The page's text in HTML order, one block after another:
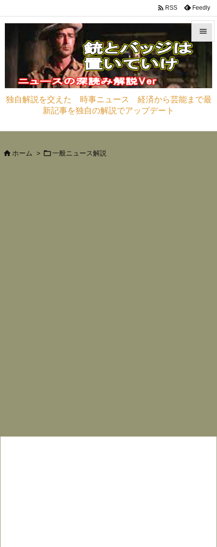
独自解説を交えた 時事ニュース 経済から芸能まで最
新記事を独自の解説でアップデート


サイド


 RSS Feedly
 ホーム >  一般ニュース解説